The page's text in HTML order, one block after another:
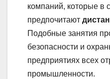
компаний, которые в
предпочитают
Подобные занятия
безопасности и
предприятиях всех
промышленности.